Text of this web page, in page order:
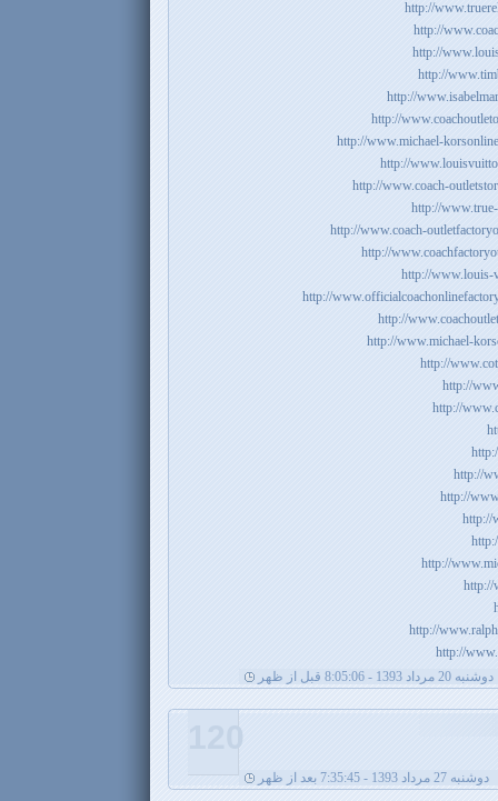
http://
http://
http://
http://
http://
http://
http://www.michael-
http://
http://www.coach-
http://
http://www.coach-
http://
http://www.louis-
http://
http://
http://www.michael-
http://
http://
http://
http://
http://
http://
http://
http://
http://
http://
دوشنبه 20 مرداد 1393 - 8:05:06 قبل از ظهر
دوشنبه 27 مرداد 1393 - 7:35:45 بعد از ظهر
120